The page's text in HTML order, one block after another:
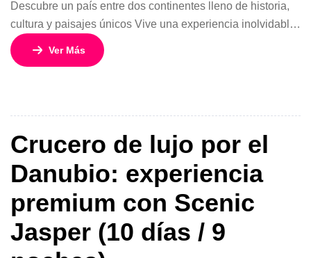
Descubre un país entre dos continentes lleno de historia,
cultura y paisajes únicos Vive una experiencia inolvidable
recorriendo Turquía en un circuito de 10 días y 9 noches
que combina lo mejor de Oriente y Occidente. Desde la
destinos […]
Ver Más
Crucero de lujo por el
Danubio: experiencia
premium con Scenic
Jasper (10 días / 9